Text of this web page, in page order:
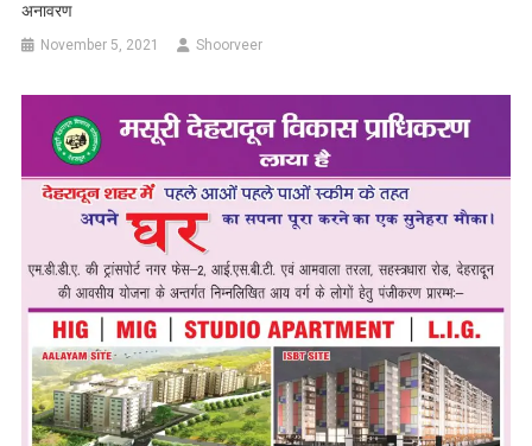
अनावरण
November 5, 2021 Shoorveer